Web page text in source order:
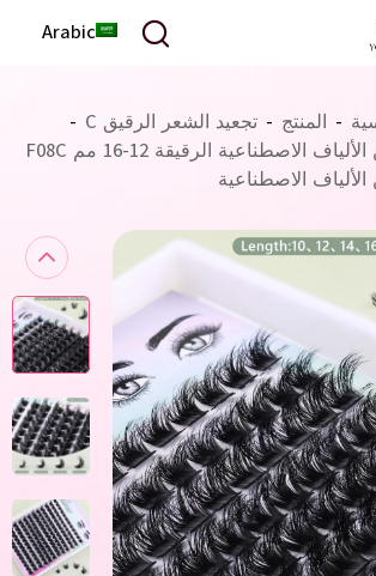
Arabic
- المنتج - تجعيد الشعر الرقيق C
-
رموش عنقودية من الألياف الاصطناعية الرقيقة 12-16 مم F08C
الاصطناعية